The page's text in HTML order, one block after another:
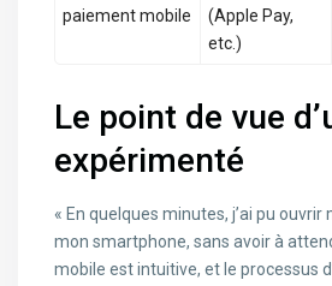
paiement mobile
(Apple Pay,
etc.)
Le point de vue
expérimenté
« En quelques minutes, j’ai pu
mon smartphone, sans avoir à
mobile est intuitive, et le processus